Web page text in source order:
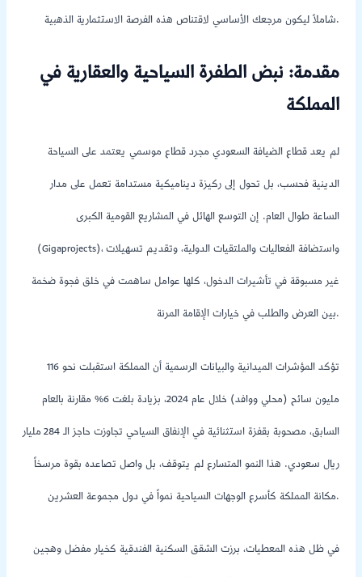
شاملاً ليكون مرجعك الأساسي لاقتناص هذه الفرصة الاستثمارية الذهبية.
مقدمة: نبض الطفرة السياحية والعقارية في
المملكة
لم يعد قطاع الضيافة السعودي مجرد قطاع موسمي يعتمد على السياحة
الدينية فحسب، بل تحول إلى ركيزة ديناميكية مستدامة تعمل على مدار
الساعة طوال العام. إن التوسع الهائل في المشاريع القومية الكبرى
(Gigaprojects)، واستضافة الفعاليات والملتقيات الدولية، وتقديم تسهيلات
غير مسبوقة في تأشيرات الدخول، كلها عوامل ساهمت في خلق فجوة ضخمة
بين العرض والطلب في خيارات الإقامة المرنة.
تؤكد المؤشرات الميدانية والبيانات الرسمية أن المملكة استقبلت نحو 116
مليون سائح (محلي ووافد) خلال عام 2024، بزيادة بلغت 6% مقارنة بالعام
السابق، مصحوبة بقفزة استثنائية في الإنفاق السياحي تجاوزت حاجز الـ 284 مليار
ريال سعودي. هذا النمو المتسارع لم يتوقف، بل واصل تصاعده بقوة مرسخاً
مكانة المملكة كأسرع الوجهات السياحية نمواً في دول مجموعة العشرين.
في ظل هذه المعطيات، برزت الشقق السكنية الفندقية كخيار مفضل وهجين